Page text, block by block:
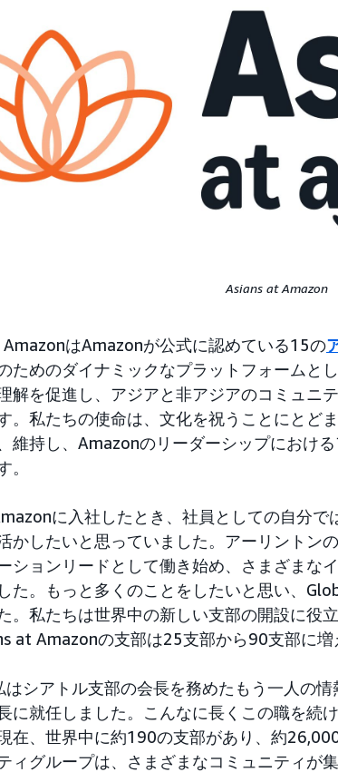
Asians at Amazon
はAmazonが公式に認めている15の
ためのダイナミックなプラットフォームと
解を促進し、アジアと非アジアのコミュニ
。私たちの使命は、文化を祝うことにとど
維持し、Amazonのリーダーシップにおけ
。
に入社したとき、社員としての自分で
かしたいと思っていました。アーリントン
ションリードとして働き始め、さまざまな
た。もっと多くのことをしたいと思い、
。私たちは世界中の新しい支部の開設に役
at Amazonの支部は25支部から90支部に増
はシアトル支部の会長を務めたもう一人の
に就任しました。こんなに長くこの職を続
在、世界中に約190の支部があり、約
ィグループは、さまざまなコミュニティが